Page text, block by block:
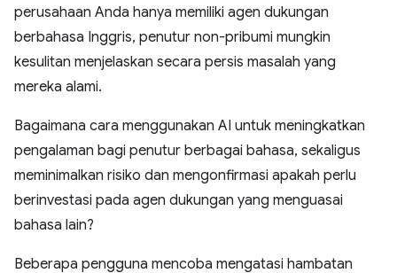
perusahaan Anda hanya memiliki agen dukungan
berbahasa Inggris, penutur non-pribumi mungkin
kesulitan menjelaskan secara persis masalah yang
mereka alami.
Bagaimana cara menggunakan AI untuk meningkatkan
pengalaman bagi penutur berbagai bahasa, sekaligus
meminimalkan risiko dan mengonfirmasi apakah perlu
berinvestasi pada agen dukungan yang menguasai
bahasa lain?
Beberapa pengguna mencoba mengatasi hambatan